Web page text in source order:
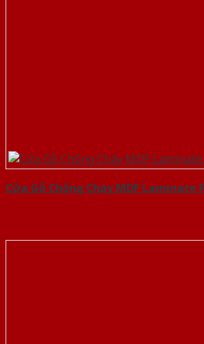
Cửa Gỗ Chống Cháy MDF Laminate